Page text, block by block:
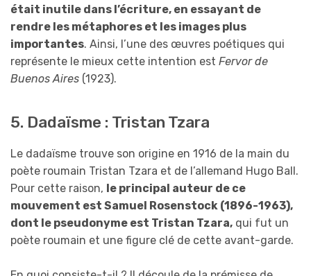
était inutile dans l’écriture, en essayant de
rendre les métaphores et les images plus
importantes. Ainsi, l’une des œuvres poétiques qui
représente le mieux cette intention est Fervor de
Buenos Aires (1923).
5. Dadaïsme : Tristan Tzara
Le dadaïsme trouve son origine en 1916 de la main du
poète roumain Tristan Tzara et de l’allemand Hugo Ball.
Pour cette raison, le principal auteur de ce
mouvement est Samuel Rosenstock (1896-1963),
dont le pseudonyme est Tristan Tzara, qui fut un
poète roumain et une figure clé de cette avant-garde.